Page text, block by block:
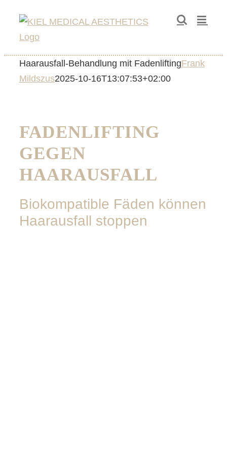
springen
Haarausfall-Behandlung mit FadenliftingFrank
Mildszus2025-10-16T13:07:53+02:00
FADENLIFTING
GEGEN
HAARAUSFALL
Biokompatible Fäden können
Haarausfall stoppen